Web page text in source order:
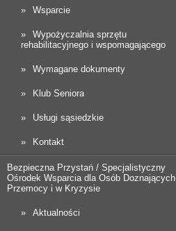
Wsparcie
Wypożyczalnia sprzętu
rehabilitacyjnego i wspomagającego
Wymagane dokumenty
Klub Seniora
Usługi sąsiedzkie
Kontakt
Bezpieczna Przystań / Specjalistyczny
Ośrodek Wsparcia dla Osób Doznających
Przemocy i w Kryzysie
Aktualności